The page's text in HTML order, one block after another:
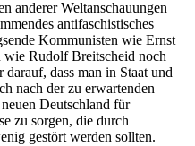
anderer Weltanschauungen
antifaschistisches
Kommunisten wie Ernst
wie Rudolf Breitscheid noch
dass man in Staat und
nach der zu erwartenden
Deutschland für
zu sorgen, die durch
gestört werden sollten.